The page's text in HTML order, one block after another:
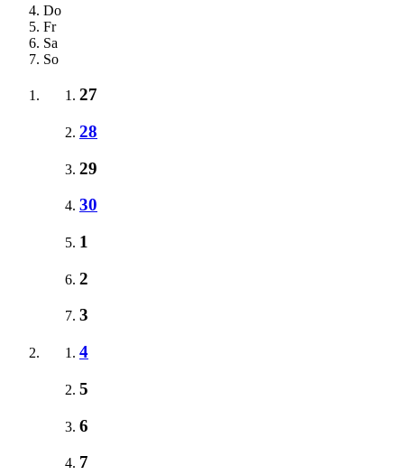
Do
Fr
Sa
So
27
28
29
30
1
2
3
4
5
6
7